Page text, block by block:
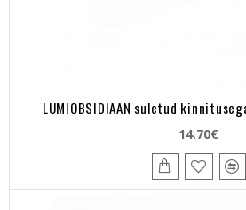
LUMIOBSIDIAAN suletud
14.70€